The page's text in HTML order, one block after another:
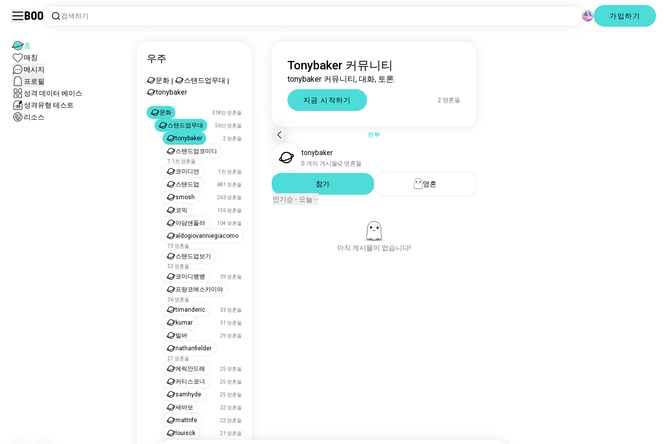
Boo 검색하기 가입하기
홈
매칭
메시지
프로필
성격 데이터 베이스
성격유형 테스트
리소스
우주
문화 스탠드업무대
tonybaker
문화 318만 영혼들
스탠드업무대 56만 영혼들
tonybaker 2 영혼들
스탠드업코미디
7.1천 영혼들
코미디언 1천 영혼들
스탠드업 681 영혼들
smosh 263 영혼들
코믹 156 영혼들
아담샌들러 104 영혼들
aldogiovanniegiacomo
73 영혼들
스탠드업보기
53 영혼들
코미디뱅뱅 39 영혼들
프랑코에스카미야
36 영혼들
timanderic 33 영혼들
kumar 31 영혼들
빌버 29 영혼들
nathanfielder
27 영혼들
에릭안드레 25 영혼들
커티스코너 25 영혼들
samhyde 25 영혼들
세바보 22 영혼들
mattrife 22 영혼들
louisck 21 영혼들
Tonybaker 커뮤니티
tonybaker 커뮤니티, 대화, 토론.
지금 시작하기 2 영혼들
전부
tonybaker
0 개의 게시물 2 영혼들
참가
영혼
인기순 - 오늘
아직 게시물이 없습니다!